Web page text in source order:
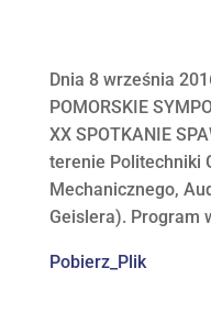
Dnia 8 września
POMORSKIE
XX SPOTKANIE
terenie Politechniki
Mechanicznego,
Geislera). Program
Pobierz_Plik